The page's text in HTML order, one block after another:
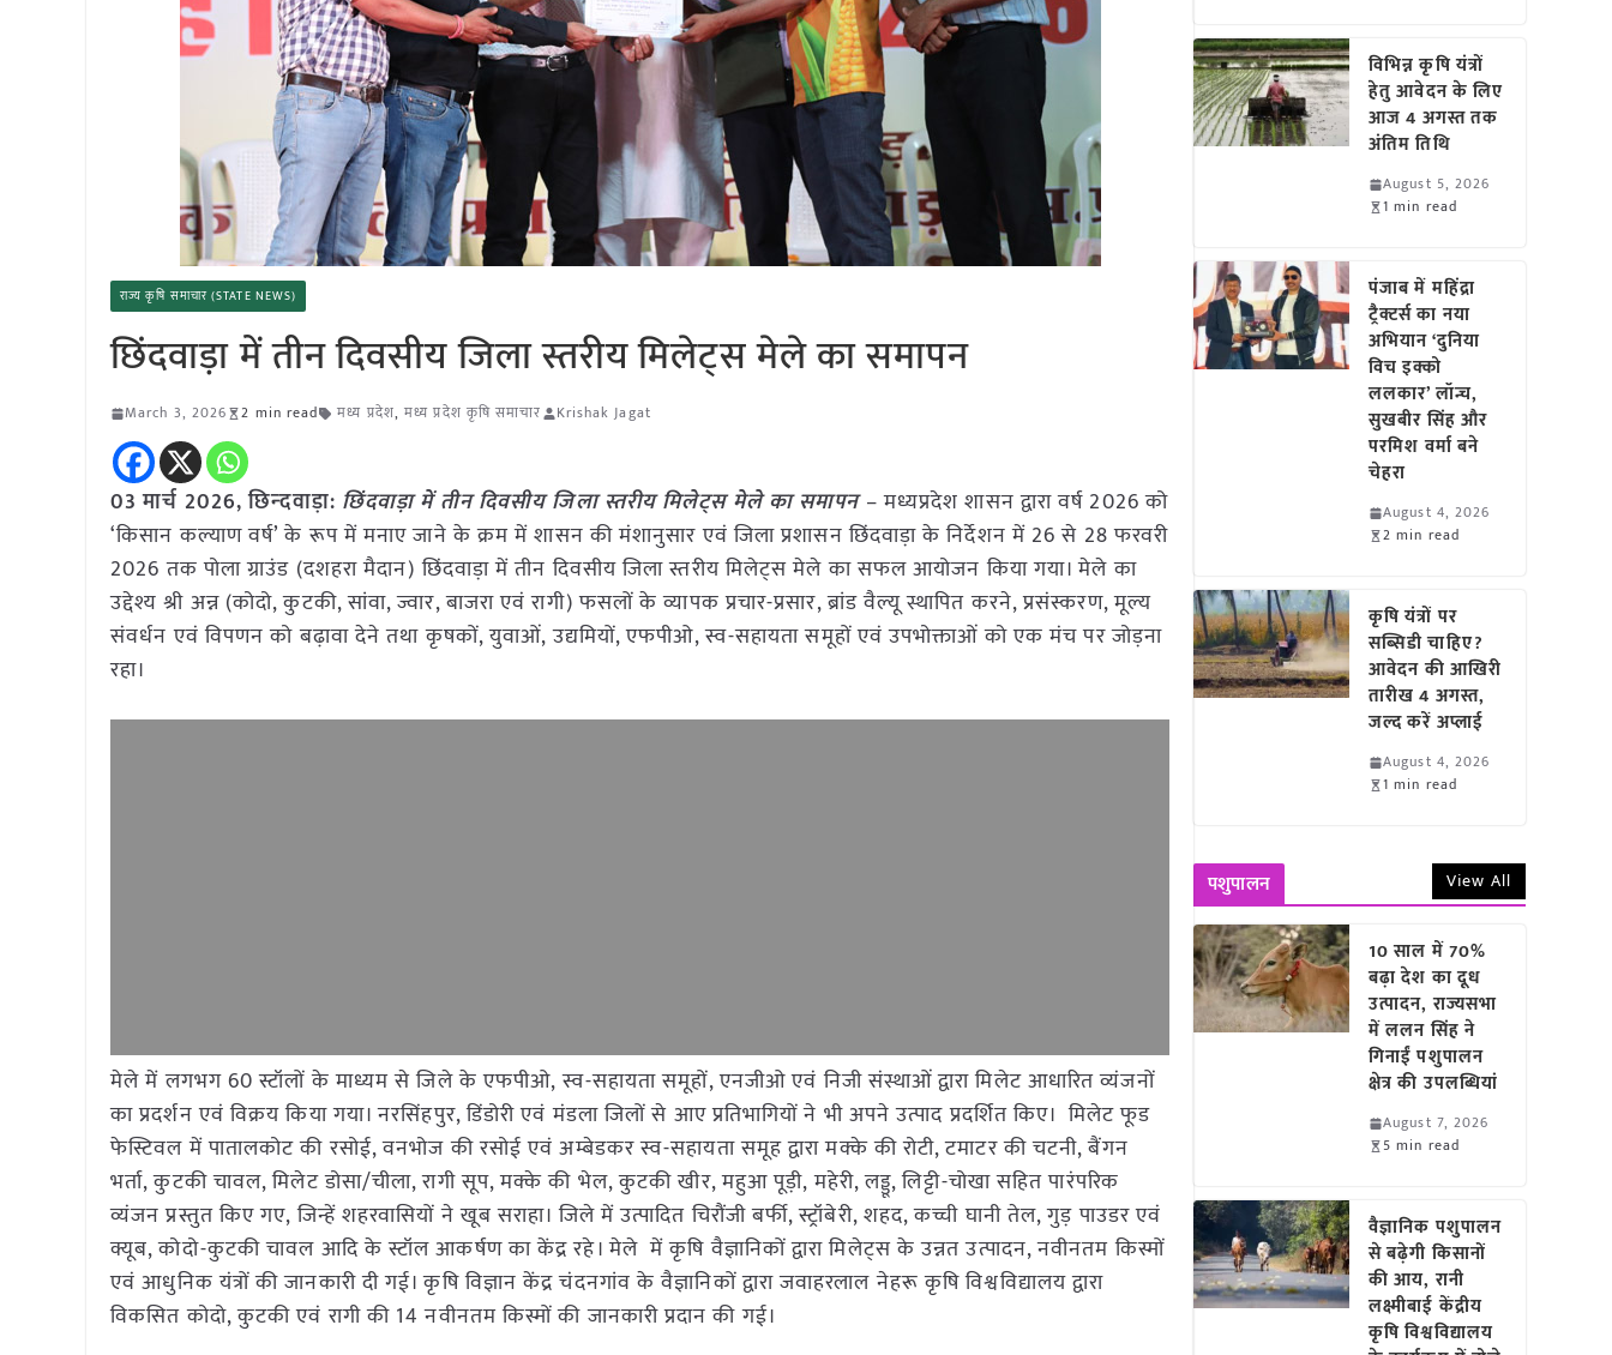
राज्य कृषि समाचार (STATE NEWS)
छिंदवाड़ा में तीन दिवसीय जिला स्तरीय मिलेट्स मेले का समापन
March 3, 2026 2 min read मध्य प्रदेश,मध्य प्रदेश कृषि समाचार Krishak Jagat
03 मार्च 2026,छिन्‍दवाड़ा: छिंदवाड़ा में तीन दिवसीय जिला स्तरीय मिलेट्स मेले का समापन– मध्यप्रदेश शासन द्वारा वर्ष 2026 को
‘किसान कल्याण वर्ष’ के रूप में मनाए जाने के क्रम में शासन की मंशानुसार एवं जिला प्रशासन छिंदवाड़ा के निर्देशन में 26 से 28 फरवरी
2026 तक पोला ग्राउंड (दशहरा मैदान) छिंदवाड़ा में तीन दिवसीय जिला स्तरीय मिलेट्स मेले का सफल आयोजन किया गया। मेले का
उद्देश्य श्री अन्न (कोदो, कुटकी, सांवा, ज्वार, बाजरा एवं रागी) फसलों के व्यापक प्रचार-प्रसार, ब्रांड वैल्यू स्थापित करने, प्रसंस्करण, मूल्य
संवर्धन एवं विपणन को बढ़ावा देने तथा कृषकों, युवाओं, उद्यमियों, एफपीओ, स्व-सहायता समूहों एवं उपभोक्ताओं को एक मंच पर जोड़ना
रहा।
मेले में लगभग 60 स्टॉलों के माध्यम से जिले के एफपीओ, स्व-सहायता समूहों, एनजीओ एवं निजी संस्थाओं द्वारा मिलेट आधारित व्यंजनों
का प्रदर्शन एवं विक्रय किया गया। नरसिंहपुर, डिंडोरी एवं मंडला जिलों से आए प्रतिभागियों ने भी अपने उत्पाद प्रदर्शित किए। मिलेट फूड
फेस्टिवल में पातालकोट की रसोई, वनभोज की रसोई एवं अम्बेडकर स्व-सहायता समूह द्वारा मक्के की रोटी, टमाटर की चटनी, बैंगन
भर्ता, कुटकी चावल, मिलेट डोसा/चीला, रागी सूप, मक्के की भेल, कुटकी खीर, महुआ पूड़ी, महेरी, लड्डू, लिट्टी-चोखा सहित पारंपरिक
व्यंजन प्रस्तुत किए गए, जिन्हें शहरवासियों ने खूब सराहा। जिले में उत्पादित चिरौंजी बर्फी, स्ट्रॉबेरी, शहद, कच्ची घानी तेल, गुड़ पाउडर एवं
क्यूब, कोदो-कुटकी चावल आदि के स्टॉल आकर्षण का केंद्र रहे। मेले में कृषि वैज्ञानिकों द्वारा मिलेट्स के उन्नत उत्पादन, नवीनतम किस्मों
एवं आधुनिक यंत्रों की जानकारी दी गई। कृषि विज्ञान केंद्र चंदनगांव के वैज्ञानिकों द्वारा जवाहरलाल नेहरू कृषि विश्वविद्यालय द्वारा
विकसित कोदो, कुटकी एवं रागी की 14 नवीनतम किस्मों की जानकारी प्रदान की गई।
विभिन्न कृषि यंत्रों
हेतु आवेदन के लिए
आज 4 अगस्त तक
अंतिम तिथि
August 5, 2026
1 min read
पंजाब में महिंद्रा
ट्रैक्टर्स का नया
अभियान ‘दुनिया
विच इक्को
ललकार’ लॉन्च,
सुखबीर सिंह और
परमिश वर्मा बने
चेहरा
August 4, 2026
2 min read
कृषि यंत्रों पर
सब्सिडी चाहिए?
आवेदन की आखिरी
तारीख 4 अगस्त,
जल्द करें अप्लाई
August 4, 2026
1 min read
पशुपालन View All
10 साल में 70%
बढ़ा देश का दूध
उत्पादन, राज्यसभा
में ललन सिंह ने
गिनाईं पशुपालन
क्षेत्र की उपलब्धियां
August 7, 2026
5 min read
वैज्ञानिक पशुपालन
से बढ़ेगी किसानों
की आय, रानी
लक्ष्मीबाई केंद्रीय
कृषि विश्वविद्यालय